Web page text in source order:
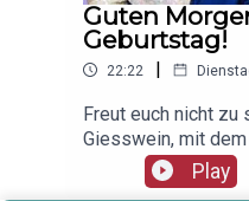
Guten
Geburtstag!
22:22 |
Freut euch nicht zu
Giesswein, mit dem
klickt einfach hier:
https://
Play